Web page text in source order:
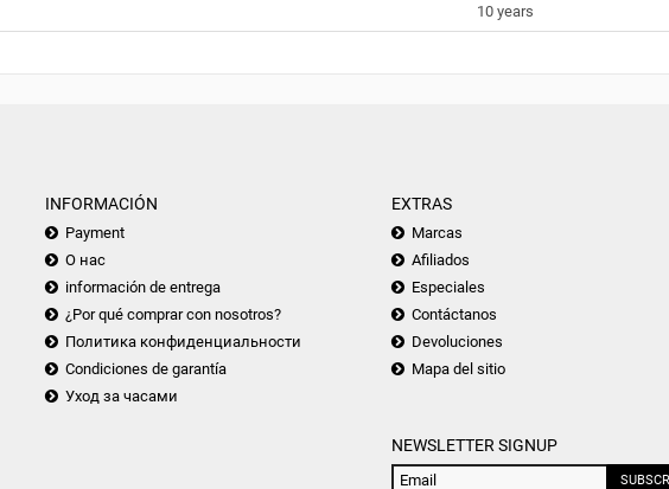
10 years
INFORMACIÓN
Payment
О нас
información de entrega
¿Por qué comprar con nosotros?
Политика конфиденциальности
Condiciones de garantía
Уход за часами
EXTRAS
Marcas
Afiliados
Especiales
Contáctanos
Devoluciones
Mapa del sitio
NEWSLETTER SIGNUP